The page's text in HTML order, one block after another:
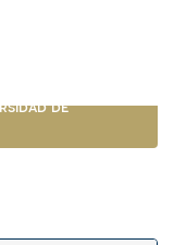
de